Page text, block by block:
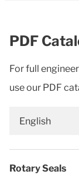
PDF
For full
use our PDF
English
Rotary Seals